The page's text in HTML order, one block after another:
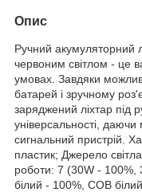
Опис
Ручний акумуляторний
червоним світлом - це
умовах. Завдяки
батарей і зручному
заряджений ліхтар під
універсальності, даючи
сигнальний пристрій.
пластик; Джерело
роботи: 7 (30W - 100%,
білий - 100%, COB